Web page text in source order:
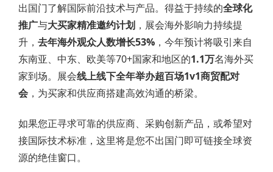
出国门了解国际前沿技术与产品。得益于持续的全球化
推广与大买家精准邀约计划 ，展会海外影响力持续提
升， 去年海外观众人数增长53% ，今年预计将吸引来自
东南亚、中东、欧美等70+国家和地区的1.1万名海外买
家到场。展会线上线下全年举办超百场1v1商贸配对
会 ，为买家和供应商搭建高效沟通的桥梁。
如果您正寻求可靠的供应商、采购创新产品，或希望对
接国际技术标准，这里将是您不出国门即可链接全球资
源的绝佳窗口。